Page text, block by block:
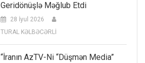
Geridönüşlə Məğlub Etdi
28 İyul 2026
TURAL KƏLBƏCƏRLİ
“İranın AzTV-Ni “düşmən Media”